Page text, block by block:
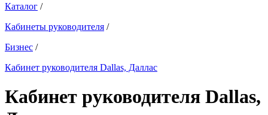
Каталог /
Кабинеты руководителя /
Бизнес /
Кабинет руководителя Dallas, Даллас
Кабинет руководителя Dallas,